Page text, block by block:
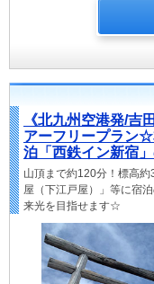
《北九州空港発/吉
アーフリープラン
泊「西鉄イン新宿
山頂まで約120分！標高
屋（下江戸屋）」等に宿
来光を目指せます☆